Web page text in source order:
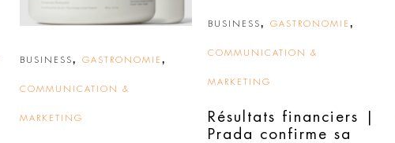
BUSINESS, GASTRONOMIE ,
COMMUNICATION &
MARKETING
BUSINESS, GASTRONOMIE ,
COMMUNICATION &
MARKETING
Résultats financiers |
Prada confirme sa